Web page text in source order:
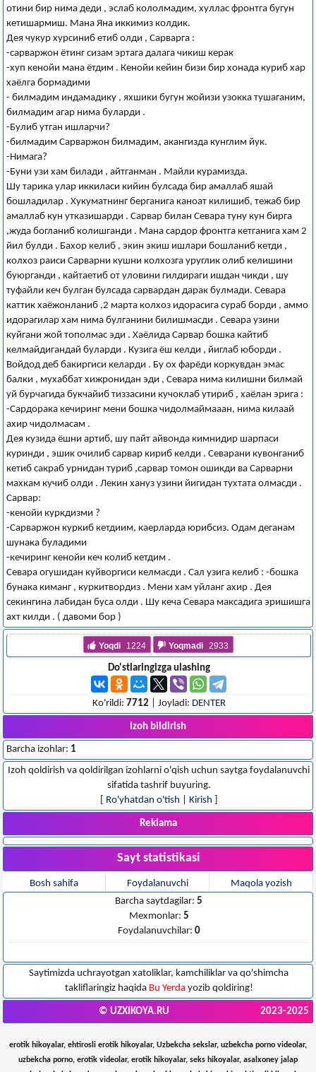
отини бир нима деди , эслаб кололмадим, хуллас фронтга бугун
кетишармиш. Мана Яна иккимиз колдик.
Дея чукур хурсиниб етиб олди , Сарварга :
-сарваржон ётинг сизам эртага далага чикиш керак
-хуп кенойи мана ётдим . Кенойи кейин бизи бир хонада куриб хар
хаёлга бормадими
- билмадим индамадику , яхшики бугун жойизи узокка тушаганим,
билмадим агар нима буларди .
-Булиб утган ишларчи?
-билмадим Сарваржон билмадим, акангизда кунглим йук.
-Нимага?
-Буни узи хам билади , айтганман . Майли курамизда.
Шу тарика улар иккиласи кийин булсада бир амаллаб яшай
бошладилар . Хукуматнинг берганига каноат килишиб, тежаб бир
амаллаб кун утказишарди . Сарвар билан Севара туну кун бирга
,жуда богланиб колишганди . Мана сардор фронтга кетганига хам 2
йил булди . Бахор келиб , экин экиш ишлари бошланиб кетди ,
колхоз раиси Сарварни кушни колхозга уруглик олиб келишини
буюрганди , кайтаетиб от уловини гилдираги ишдан чикди , шу
туфайли кеч булган булсада сарвардан дарак булмади. Севара
каттик хаёжонланиб ,2 марта колхоз идорасига сураб борди , аммо
идорагилар хам нима булганини билишмасди . Севара узини
куйгани жой тополмас эди . Хаёлида Сарвар бошка кайтиб
келмайдигандай буларди . Кузига ёш келди , йиглаб юборди .
Войдод деб бакиргиси келарди . Бу ох фарёди коркувдан эмас
балки , мухаббат хижронидан эди , Севара нима килишни билмай
уй бурчагида букчайиб тиззасини кучоклаб утириб , хаёлан эрига :
-Сардорака кечиринг мени бошка чидолмаймааан, нима килаай
ахир чидолмасам .
Дея кузида ёшни артиб, шу пайт айвонда кимнидир шарпаси
куринди , эшик очилиб сарвар кириб келди . Севарани кувонганиб
кетиб сакраб урнидан туриб ,сарвар томон ошикди ва Сарварни
махкам кучиб олди . Лекин хануз узини йигидан тухтата олмасди .
Сарвар:
-кенойи куркдизми ?
-Сарваржон куркиб кетдиим, каерларда юрибсиз. Одам деганам
шунака буладими
-кечиринг кенойи кеч колиб кетдим .
Севара огушидан куйворгиси келмасди . Сал узига келиб : -бошка
бунака киманг , куркитвордиз . Мени хам уйланг ахир . Дея
секингина лабидан буса олди . Шу кеча Севара максадига эришишга
ахт килди . ( давоми бор )
Yoqdi 1224 Yoqmadi 2933
Do'stlaringizga ulashing
Ko'rildi: 7712 | Joyladi: DENTER
Izoh bildirish
Barcha izohlar: 1
Izoh qoldirish va qoldirilgan izohlarni o'qish uchun saytga foydalanuvchi
sifatida tashrif buyuring.
Ro'yhatdan o'tish Kirish
Reklama
Sayt statistikasi
Bosh sahifa Foydalanuvchi
Maqola yozish
Barcha saytdagilar: 5
Mexmonlar: 5
Foydalanuvchilar: 0
Saytimizda uchrayotgan xatoliklar, kamchiliklar va qo'shimcha
takliflaringiz haqida Bu Yerda yozib qoldiring!
© UZXIKOYA.RU 2023-2025
erotik hikoyalar, ehtirosli erotik hikoyalar, Uzbekcha sekslar, uzbekcha porno videolar,
uzbekcha porno, erotik videolar, erotik hikoyalar, seks hikoyalar, asalxoney jalap